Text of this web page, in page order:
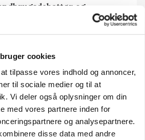
cookies
tilpasse vores indhold og annoncer,
til sociale medier og til at
Vi deler også oplysninger om din
med vores partnere inden for
og analysepartnere.
disse data med andre
og
mod ny